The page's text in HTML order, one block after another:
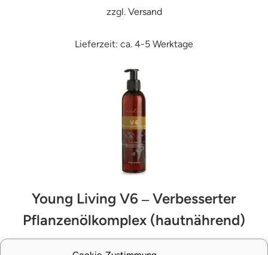
zzgl. Versand
Lieferzeit: ca. 4-5 Werktage
Young Living V6 ‒ Verbesserter
Pflanzenölkomplex (hautnährend)